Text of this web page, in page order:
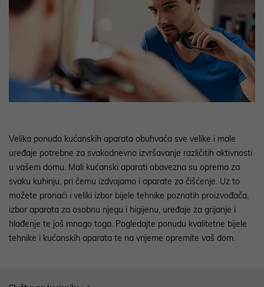
Velika ponuda kućanskih aparata obuhvaća sve velike i male
uređaje potrebne za svakodnevno izvršavanje različitih aktivnosti
u vašem domu. Mali kućanski aparati obavezna su oprema za
svaku kuhinju, pri čemu izdvajamo i aparate za čišćenje. Uz to
možete pronaći i veliki izbor bijele tehnike poznatih proizvođača,
izbor aparata za osobnu njegu i higijenu, uređaje za grijanje i
hlađenje te još mnogo toga. Pogledajte ponudu kvalitetne bijele
tehnike i kućanskih aparata te na vrijeme opremite vaš dom.